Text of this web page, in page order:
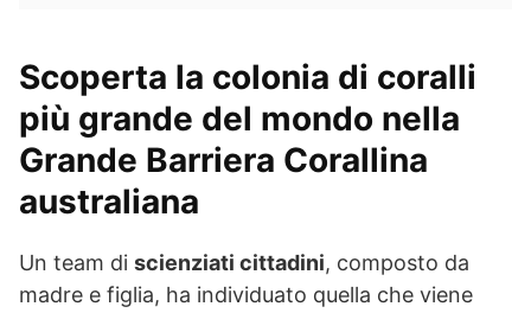
Scoperta la colonia di coralli
più grande del mondo nella
Grande Barriera Corallina
australiana
Un team di scienziati cittadini, composto da
madre e figlia, ha individuato quella che viene